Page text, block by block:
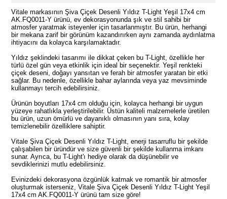
Vitale markasının Şiva Çiçek Desenli Yıldız T-Light Yeşil 17x4 cm
AK.FQ0011-Y ürünü, ev dekorasyonunda şık ve stil sahibi bir
atmosfer yaratmak isteyenler için tasarlanmıştır. Bu ürün, herhangi
bir mekana zarif bir görünüm kazandırırken aynı zamanda aydınlatma
ihtiyacını da kolayca karşılamaktadır.
Yıldız şeklindeki tasarımı ile dikkat çeken bu T-Light, özellikle her
türlü özel gün veya etkinlik için ideal bir seçenektir. Yeşil renkteki
çiçek deseni, doğayı yansıtan ve ferah bir atmosfer yaratan bir etki
sağlar. Bu nedenle, özellikle bahar aylarında veya yaz mevsiminde
kullanmayı tercih edebilirsiniz.
Ürünün boyutları 17x4 cm olduğu için, kolayca herhangi bir uygun
yüzeye rahatlıkla yerleştirilebilir. Üstün kaliteli malzemelerle üretilen
bu ürün, uzun ömürlü ve dayanıklı olmasının yanı sıra, kolay
temizlenebilir özelliklere sahiptir.
Vitale Şiva Çiçek Desenli Yıldız T-Light, enerji tasarruflu bir şekilde
çalışabilen bir üründür ve size güvenli bir şekilde kullanma imkanı
sunar. Ayrıca, bu T-Light'ı hediye olarak da düşünebilir ve
sevdiklerinizi mutlu edebilirsiniz.
Evinizdeki dekorasyona özgünlük katmak ve romantik bir atmosfer
oluşturmak isterseniz, Vitale Şiva Çiçek Desenli Yıldız T-Light Yeşil
17x4 cm AK.FQ0011-Y ürünü tam size göre!